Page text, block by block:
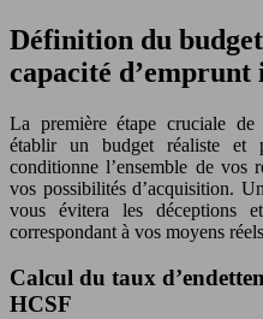
Définition du
capacité
La première étape cruciale
établir un budget réaliste et
conditionne l’ensemble de vos
vos possibilités d’acquisition.
vous évitera les déceptions
correspondant à vos moyens
Calcul du taux
HCSF